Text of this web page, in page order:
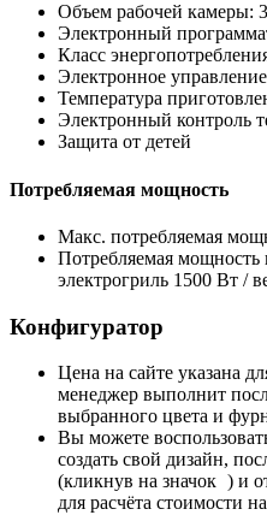
Объем рабочей камеры:
Электронный
Класс
Электронное
Температура
Электронный контроль
Защита от детей
Потребляемая мощность
Макс. потребляемая
Потребляемая мощность
электрогриль 1500 Вт /
Конфигуратор
Цена на сайте указана
менеджер выполнит
выбранного цвета и
Вы можете
создать свой дизайн,
(кликнув на значок ) и
для расчёта стоимости